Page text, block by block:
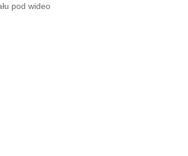
pod wideo